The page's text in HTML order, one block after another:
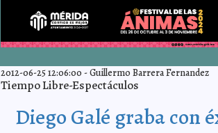
2012-06-25 12:06:00 -Guillermo Barrera Fernandez
Tiempo Libre-Espectáculos
Diego Galé graba con